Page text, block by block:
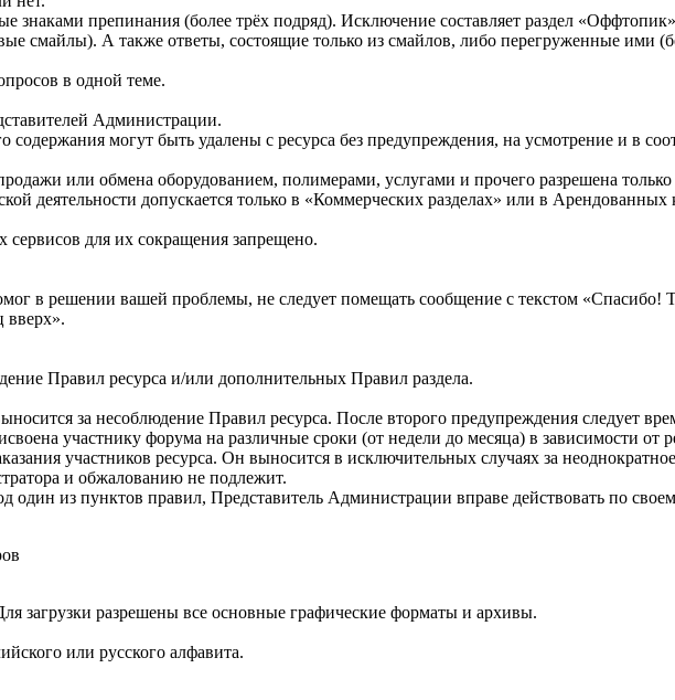
знаками препинания (более трёх подряд). Исключение составляет раздел
смайлы). А также ответы, состоящие только из смайлов, либо перегруженные ими
в одной теме.
Администрации.
могут быть удалены с ресурса без предупреждения, на усмотрение и в
или обмена оборудованием, полимерами, услугами и прочего разрешена
деятельности допускается только в «Коммерческих разделах» или в
для их сокращения запрещено.
в решении вашей проблемы, не следует помещать сообщение с текстом
вверх».
Правил ресурса и/или дополнительных Правил раздела.
за несоблюдение Правил ресурса. После второго предупреждения следует
участнику форума на различные сроки (от недели до месяца) в зависимости от
участников ресурса. Он выносится в исключительных случаях за
и обжалованию не подлежит.
из пунктов правил, Представитель Администрации вправе действовать по
загрузки разрешены все основные графические форматы и архивы.
или русского алфавита.